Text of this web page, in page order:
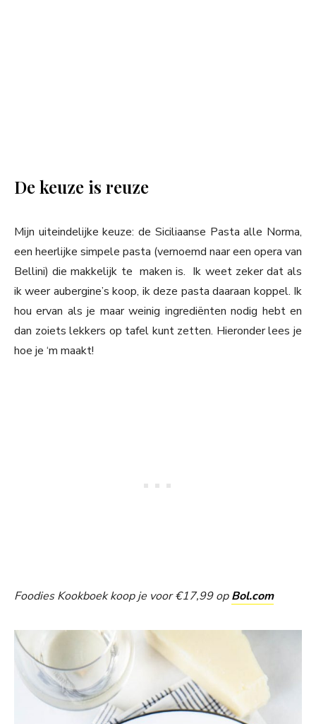
De keuze is reuze
Mijn uiteindelijke keuze: de Siciliaanse Pasta alle Norma,
een heerlijke simpele pasta (vernoemd naar een opera van
Bellini) die makkelijk te maken is. Ik weet zeker dat als
ik weer aubergine’s koop, ik deze pasta daaraan koppel. Ik
hou ervan als je maar weinig ingrediënten nodig hebt en
dan zoiets lekkers op tafel kunt zetten. Hieronder lees je
hoe je ‘m maakt!
Foodies Kookboek koop je voor €17,99 opBol.com